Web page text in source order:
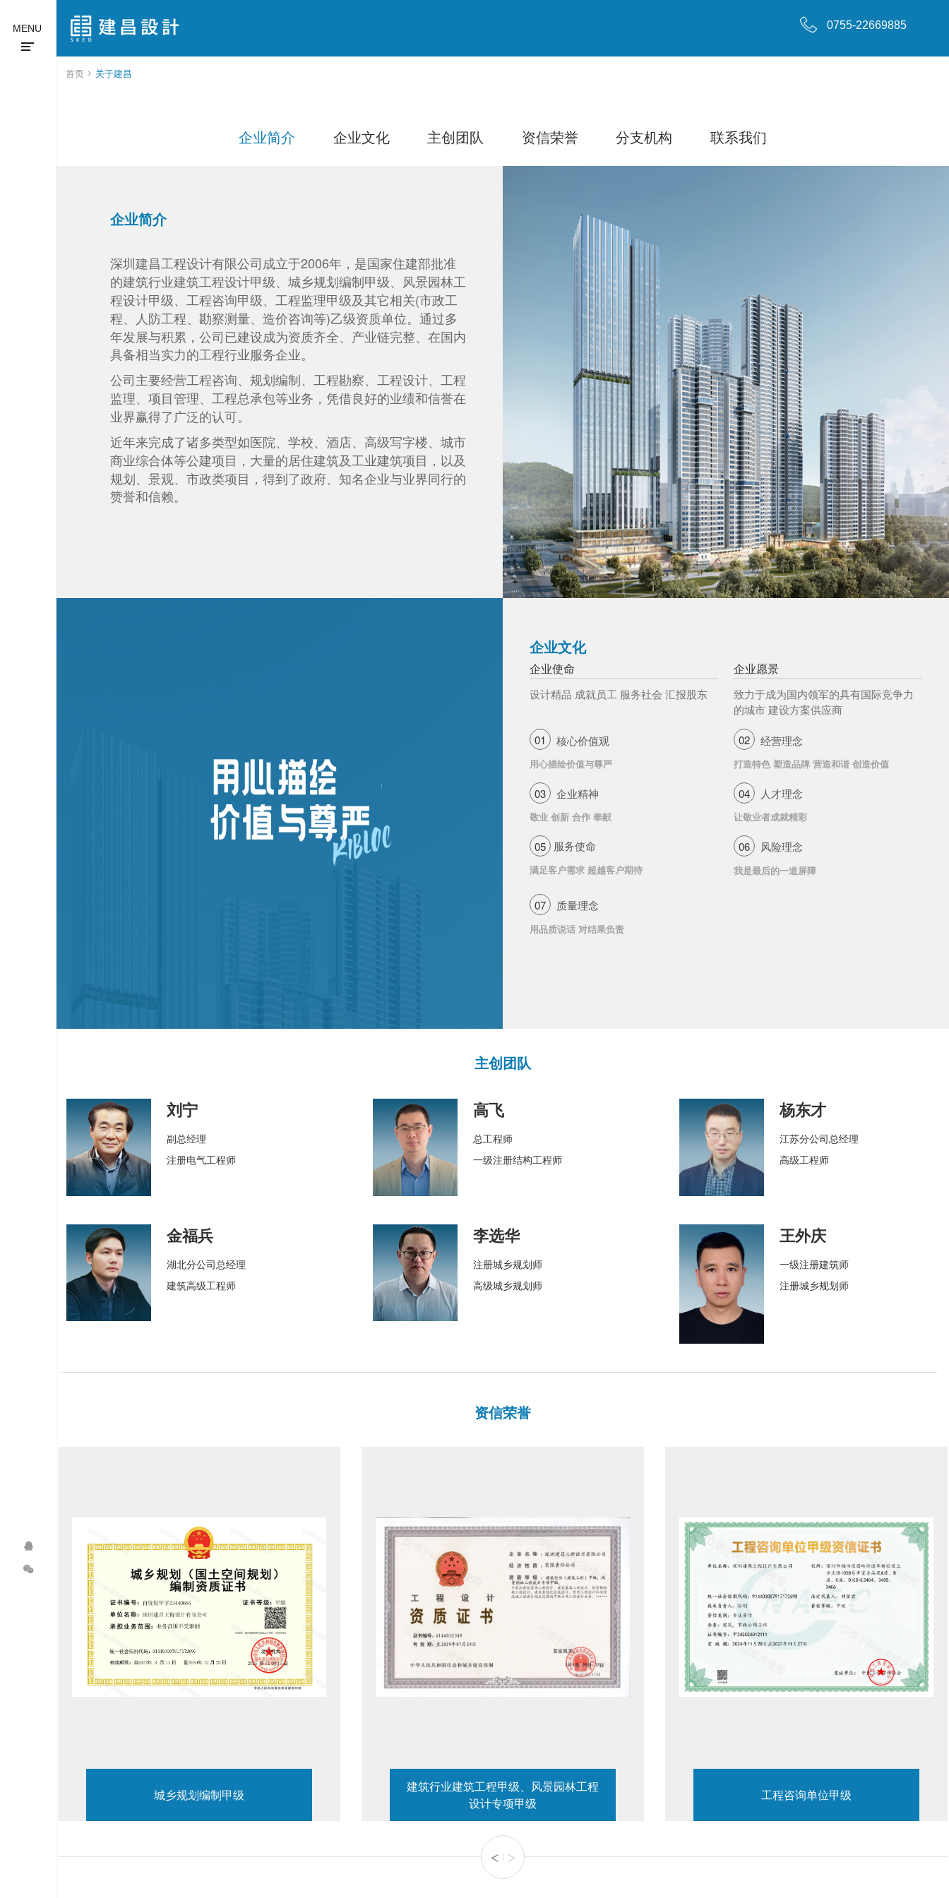
MENU 0755-22669885
首页> 关于建昌
企业简介 企业文化 主创团队 资信荣誉 分支机构 联系我们
企业简介
深圳建昌工程设计有限公司成立于2006年，是国家住建部批准
的建筑行业建筑工程设计甲级、城乡规划编制甲级、风景园林工
程设计甲级、工程咨询甲级、工程监理甲级及其它相关(市政工
程、人防工程、勘察测量、造价咨询等)乙级资质单位。通过多
年发展与积累，公司已建设成为资质齐全、产业链完整、在国内
具备相当实力的工程行业服务企业。
公司主要经营工程咨询、规划编制、工程勘察、工程设计、工程
监理、项目管理、工程总承包等业务，凭借良好的业绩和信誉在
业界赢得了广泛的认可。
近年来完成了诸多类型如医院、学校、酒店、高级写字楼、城市
商业综合体等公建项目，大量的居住建筑及工业建筑项目，以及
规划、景观、市政类项目，得到了政府、知名企业与业界同行的
赞誉和信赖。
企业文化
企业使命
设计精品 成就员工 服务社会 汇报股东
企业愿景
致力于成为国内领军的具有国际竞争力
的城市 建设方案供应商
01 核心价值观
用心描绘价值与尊严
02 经营理念
打造特色 塑造品牌 营造和谐 创造价值
03 企业精神
敬业 创新 合作 奉献
04 人才理念
让敬业者成就精彩
05 服务使命
满足客户需求 超越客户期待
06 风险理念
我是最后的一道屏障
07 质量理念
用品质说话 对结果负责
主创团队
刘宁
副总经理
注册电气工程师
高飞
总工程师
一级注册结构工程师
杨东才
江苏分公司总经理
高级工程师
金福兵
湖北分公司总经理
建筑高级工程师
李选华
注册城乡规划师
高级城乡规划师
王外庆
一级注册建筑师
注册城乡规划师
资信荣誉
城乡规划编制甲级
建筑行业建筑工程甲级、风景园林工程
设计专项甲级
工程咨询单位甲级
< >